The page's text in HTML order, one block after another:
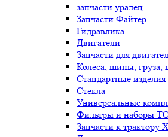
запчасти уралец
Запчасти Файтер
Гидравлика
Двигатели
Запчасти для
Колёса, шины, груза,
Стандартные изделия
Стёкла
Универсальные
Фильтры и наборы
Запчасти к трактору